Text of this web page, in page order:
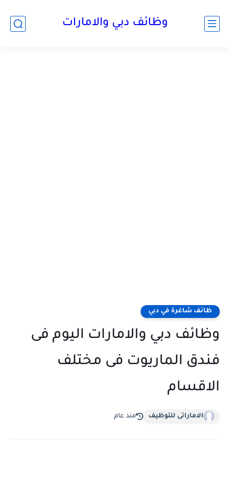
وظائف دبي والامارات
ظائف شاغرة في دبي
وظائف دبي والامارات اليوم فى
فندق الماريوت فى مختلف
الاقسام
الاماراتى للتوظيف منذ عام